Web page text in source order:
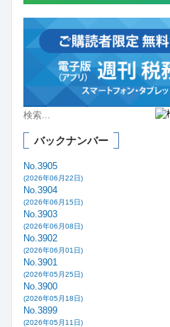
バックナンバー
No.3905
(2026年06月22日)
No.3904
(2026年06月15日)
No.3903
(2026年06月08日)
No.3902
(2026年06月01日)
No.3901
(2026年05月25日)
No.3900
(2026年05月18日)
No.3899
(2026年05月11日)